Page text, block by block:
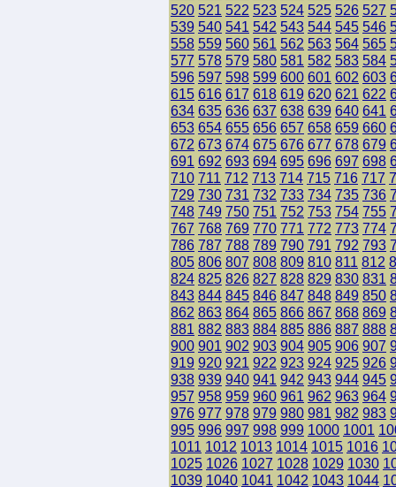
520 521 522 523 524 525 526 527
539 540 541 542 543 544 545 546
558 559 560 561 562 563 564 565
577 578 579 580 581 582 583 584
596 597 598 599 600 601 602 603
615 616 617 618 619 620 621 622
634 635 636 637 638 639 640 641
653 654 655 656 657 658 659 660
672 673 674 675 676 677 678 679
691 692 693 694 695 696 697 698
710 711 712 713 714 715 716 717
729 730 731 732 733 734 735 736
748 749 750 751 752 753 754 755
767 768 769 770 771 772 773 774
786 787 788 789 790 791 792 793
805 806 807 808 809 810 811 812
824 825 826 827 828 829 830 831
843 844 845 846 847 848 849 850
862 863 864 865 866 867 868 869
881 882 883 884 885 886 887 888
900 901 902 903 904 905 906 907
919 920 921 922 923 924 925 926
938 939 940 941 942 943 944 945
957 958 959 960 961 962 963 964
976 977 978 979 980 981 982 983
995 996 997 998 999 1000 1001
1011 1012 1013 1014 1015 1016
1025 1026 1027 1028 1029 1030
1039 1040 1041 1042 1043 1044